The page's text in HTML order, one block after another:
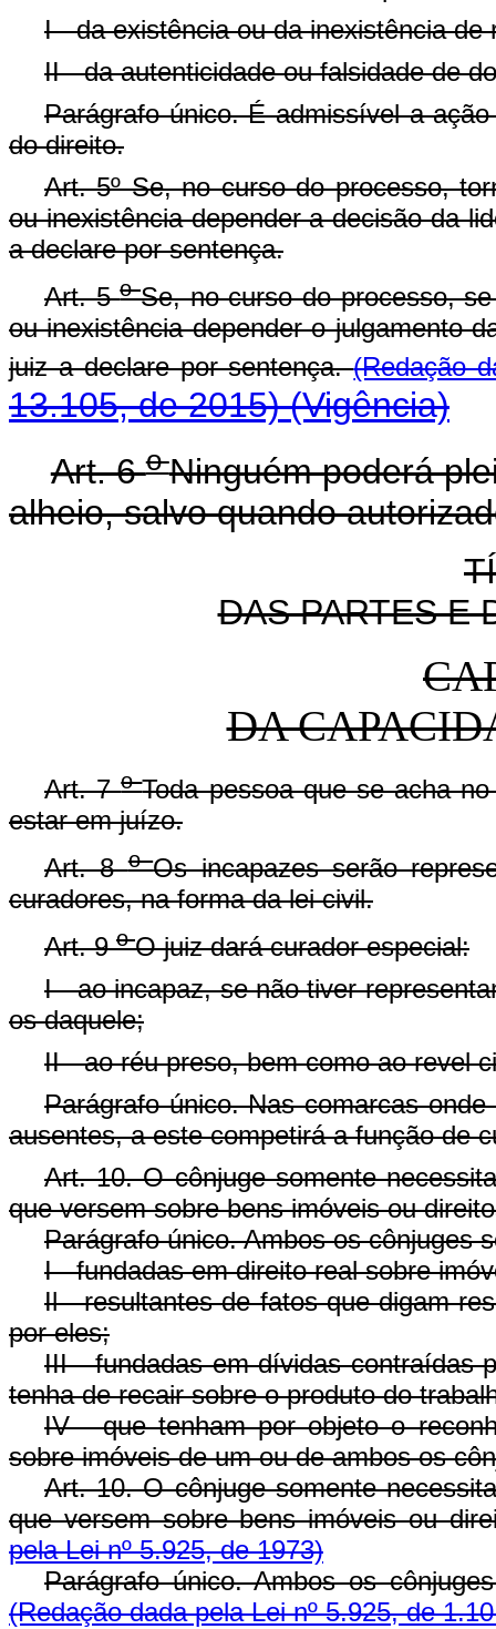
I - da existência ou da inexistência de
II - da autenticidade ou falsidade de
Parágrafo único. É admissível a
do direito.
Art. 5º Se, no curso do processo,
ou inexistência depender a decisão da
a declare por sentença.
Art. 5oSe, no curso do processo,
ou inexistência depender o julgamento
juiz a declare por sentença.(Redação
13.105, de 2015)(Vigência)
Art. 6oNinguém poderá
alheio, salvo quando
DAS PARTES E
DA
Art. 7oToda pessoa que se acha
estar em juízo.
Art. 8oOs incapazes serão
curadores, na forma da lei civil.
Art. 9oO juiz dará curador especial:
I - ao incapaz, se não tiver
os daquele;
II - ao réu preso, bem como ao revel
Parágrafo único. Nas comarcas
ausentes, a este competirá a função de
Art. 10. O cônjuge somente
que versem sobre bens imóveis ou
Parágrafo único. Ambos os cônjuges
I - fundadas em direito real sobre
Il - resultantes de fatos que digam
por eles;
III - fundadas em dívidas contraídas
tenha de recair sobre o produto do
IV - que tenham por objeto o
sobre imóveis de um ou de ambos os
Art. 10. O cônjuge somente
que versem sobre bens imóveis ou
pela Lei nº 5.925, de 1973)
Parágrafo único. Ambos os
(Redação dada pela Lei nº 5.925, de